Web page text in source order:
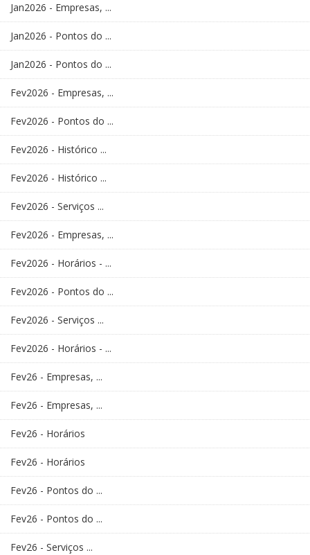
Jan2026 - Empresas, ...
Jan2026 - Pontos do ...
Jan2026 - Pontos do ...
Fev2026 - Empresas, ...
Fev2026 - Pontos do ...
Fev2026 - Histórico ...
Fev2026 - Histórico ...
Fev2026 - Serviços ...
Fev2026 - Empresas, ...
Fev2026 - Horários - ...
Fev2026 - Pontos do ...
Fev2026 - Serviços ...
Fev2026 - Horários - ...
Fev26 - Empresas, ...
Fev26 - Empresas, ...
Fev26 - Horários
Fev26 - Horários
Fev26 - Pontos do ...
Fev26 - Pontos do ...
Fev26 - Serviços ...